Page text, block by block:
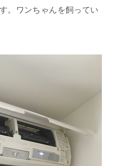
。ワンちゃんを飼ってい